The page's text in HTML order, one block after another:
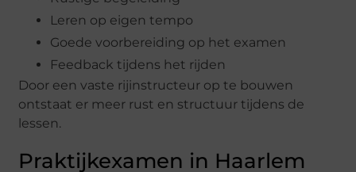
Leren op eigen tempo
Goede voorbereiding op het examen
Feedback tijdens het rijden
Door een vaste rijinstructeur op te bouwen
ontstaat er meer rust en structuur tijdens de
lessen.
Praktijkexamen in Haarlem